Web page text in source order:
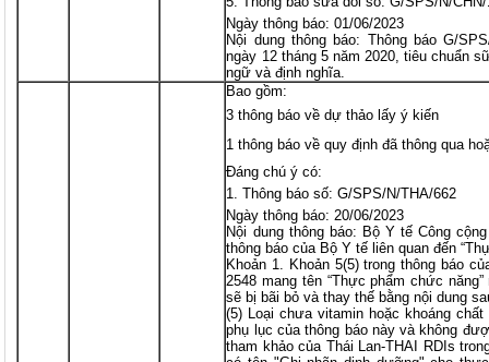
Ngày thông báo: 01/06/2023
Nội dung thông báo: Thông báo G/
ngày 12 tháng 5 năm 2020, tiêu chuẩn
ngữ và định nghĩa.
Bao gồm:
3 thông báo về dự thảo lấy ý kiến
1 thông báo về quy định đã thông qua
Đáng chú ý có:
Thông báo số: G/SPS/N/THA/662
Ngày thông báo: 20/06/2023
Nội dung thông báo: Bộ Y tế Công
thông báo của Bộ Y tế liên quan đến
Khoản 1. Khoản 5(5) trong thông báo
2548 mang tên “Thực phẩm chức
sẽ bị bãi bỏ và thay thế bằng nội dung
(5) Loại chưa vitamin hoặc khoáng
phụ lục của thông báo này và không
tham khảo của Thái Lan-THAI RDIs